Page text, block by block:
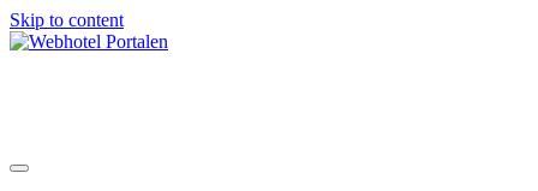
Skip to content